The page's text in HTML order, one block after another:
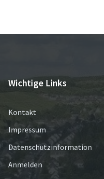
Wichtige Links
Kontakt
Impressum
Datenschutzinformation
Anmelden